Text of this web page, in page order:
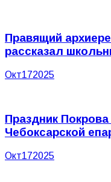
Правящий
рассказал
Окт172025
Праздник
Чебоксарской
Окт172025